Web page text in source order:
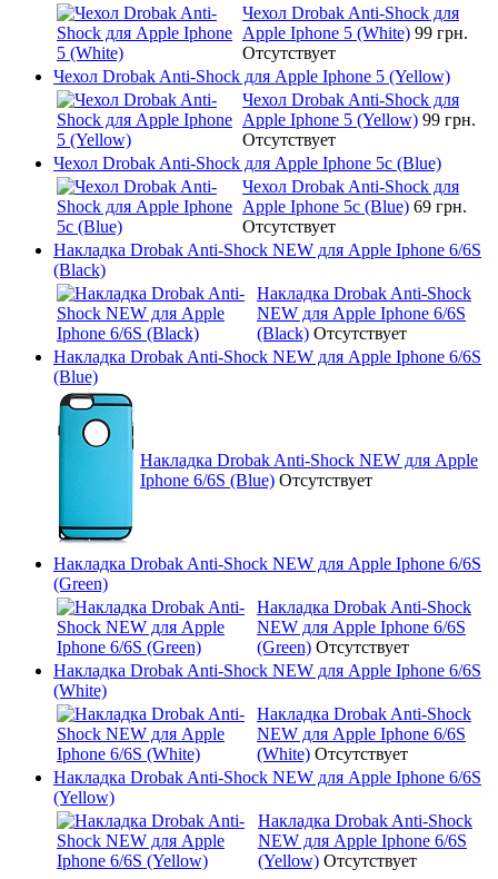
Чехол Drobak Anti-Shock для
Apple Iphone 5 (White) 99 грн.
Отсутствует
Чехол Drobak Anti-Shock для Apple Iphone 5 (Yellow)
Чехол Drobak Anti-Shock для
Apple Iphone 5 (Yellow) 99 грн.
Отсутствует
Чехол Drobak Anti-Shock для Apple Iphone 5c (Blue)
Чехол Drobak Anti-Shock для
Apple Iphone 5c (Blue) 69 грн.
Отсутствует
Накладка Drobak Anti-Shock NEW для Apple Iphone 6/6S
(Black)
Накладка Drobak Anti-Shock
NEW для Apple Iphone 6/6S
(Black) Отсутствует
Накладка Drobak Anti-Shock NEW для Apple Iphone 6/6S
(Blue)
Накладка Drobak Anti-Shock NEW для Apple
Iphone 6/6S (Blue) Отсутствует
Накладка Drobak Anti-Shock NEW для Apple Iphone 6/6S
(Green)
Накладка Drobak Anti-Shock
NEW для Apple Iphone 6/6S
(Green) Отсутствует
Накладка Drobak Anti-Shock NEW для Apple Iphone 6/6S
(White)
Накладка Drobak Anti-Shock
NEW для Apple Iphone 6/6S
(White) Отсутствует
Накладка Drobak Anti-Shock NEW для Apple Iphone 6/6S
(Yellow)
Накладка Drobak Anti-Shock
NEW для Apple Iphone 6/6S
(Yellow) Отсутствует